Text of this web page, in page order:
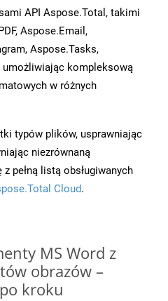
API Aspose.Total, takimi
Aspose.Email,
Aspose.Tasks,
umożliwiając kompleksową
w różnych
typów plików, usprawniając
niezrównaną
pełną listą obsługiwanych
Cloud.
MS Word z
obrazów –
kroku